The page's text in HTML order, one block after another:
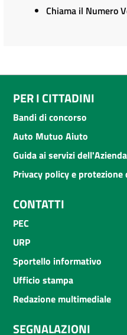
Chiama il Numero
PER I CITTADINI
Bandi di concorso
Auto Mutuo Aiuto
Guida ai servizi
Privacy policy e
CONTATTI
PEC
URP
Sportello informativo
Ufficio stampa
Redazione multimediale
SEGNALAZIONI